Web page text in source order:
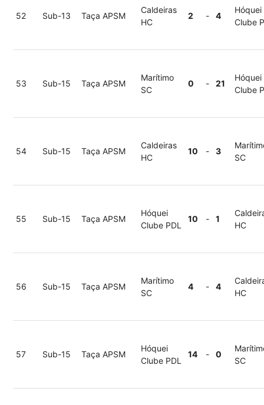
52 Sub-13 Taça APSM
Caldeiras
HC
2 - 4
Hóquei
Clube
53 Sub-15 Taça APSM
Marítimo
SC
0 - 21
Hóquei
Clube
54 Sub-15 Taça APSM
Caldeiras
HC
10 - 3
SC
55 Sub-15 Taça APSM
Hóquei
Clube PDL
10 - 1
HC
56 Sub-15 Taça APSM
Marítimo
SC
4 - 4
HC
57 Sub-15 Taça APSM
Hóquei
Clube PDL
14 - 0
SC